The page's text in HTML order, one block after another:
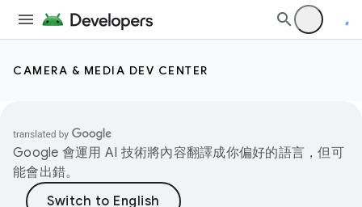
CAMERA & MEDIA DEV CENTER
Google 會運用 AI 技術將內容翻譯成你偏好的語言，但可
能會出錯。